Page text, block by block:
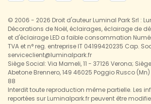
© 2006 - 2026 Droit d'auteur Luminal Park Srl :
Décorations de Noël, éclairages, éclairage de
et d'éclairage LED a faible consommation
TVA et n° reg. entreprise IT 04199420235 Cap.
serviceclient@luminalpark.fr
Siège Social: Via Mameli, 11 - 37126 Verona;
Abetone Brennero, 149 46025 Poggio Rusco
88
Interdit toute reproduction même partielle. Les
reportées sur Luminalpark.fr peuvent être